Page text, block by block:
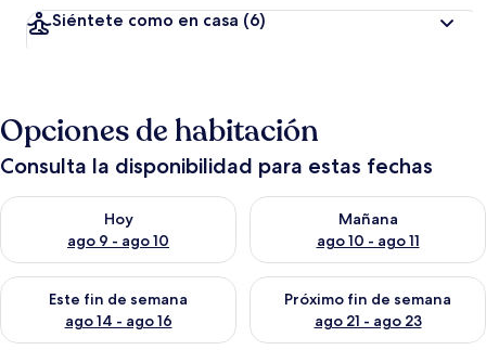
Siéntete como en casa (6)
Opciones de habitación
Consulta la disponibilidad para estas fechas
Hoy
ago 9 - ago 10
Consulta la disponibilidad para hoy ago 9 - ago 10
Mañana
ago 10 - ago 11
Consulta la disponibilidad
Este fin de semana
ago 14 - ago 16
Consulta la disponibilidad para este fin de semana ago 14 -
Próximo fin de semana
ago 21 - ago 23
Consulta la disponibilidad